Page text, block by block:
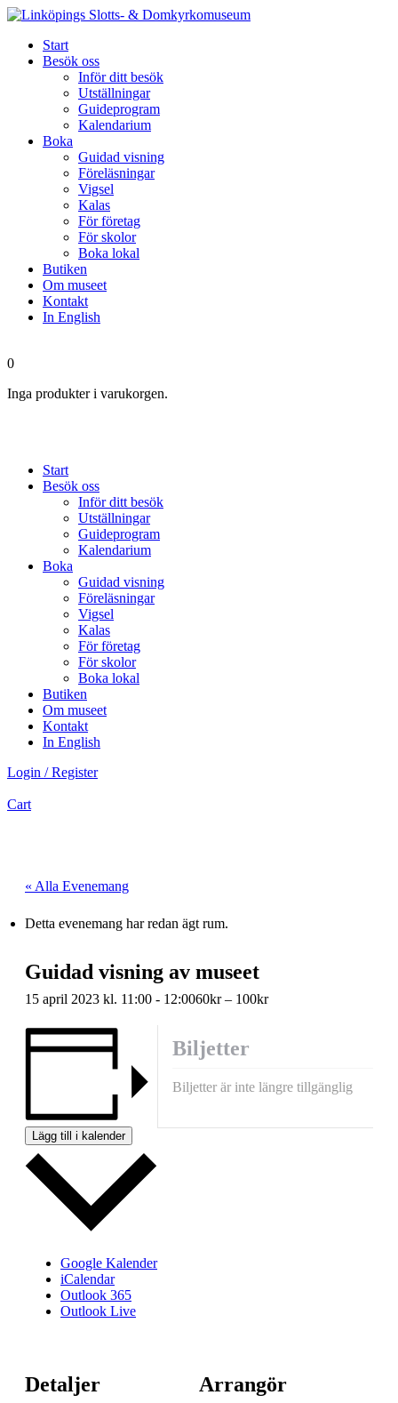
Start
Besök oss
Inför ditt besök
Utställningar
Guideprogram
Kalendarium
Boka
Guidad visning
Föreläsningar
Vigsel
Kalas
För företag
För skolor
Boka lokal
Butiken
Om museet
Kontakt
In English
0
Inga produkter i varukorgen.
Start
Besök oss
Inför ditt besök
Utställningar
Guideprogram
Kalendarium
Boka
Guidad visning
Föreläsningar
Vigsel
Kalas
För företag
För skolor
Boka lokal
Butiken
Om museet
Kontakt
In English
Login / Register
Cart
« Alla Evenemang
Detta evenemang har redan ägt rum.
Guidad visning av museet
15 april 2023 kl. 11:00 - 12:0060kr – 100kr
Lägg till i kalender
Google Kalender
iCalendar
Outlook 365
Outlook Live
Detaljer Arrangör
Biljetter
Biljetter är inte längre tillgänglig